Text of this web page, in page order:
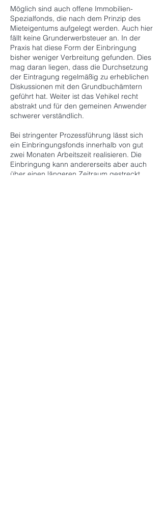
Möglich sind auch offene Immobilien-
Spezialfonds, die nach dem Prinzip des
Mieteigentums aufgelegt werden. Auch hier
fällt keine Grunderwerbsteuer an. In der
Praxis hat diese Form der Einbringung
bisher weniger Verbreitung gefunden. Dies
mag daran liegen, dass die Durchsetzung
der Eintragung regelmäßig zu erheblichen
Diskussionen mit den Grundbuchämtern
geführt hat. Weiter ist das Vehikel recht
abstrakt und für den gemeinen Anwender
schwerer verständlich.
Bei stringenter Prozessführung lässt sich
ein Einbringungsfonds innerhalb von gut
zwei Monaten Arbeitszeit realisieren. Die
Einbringung kann andererseits aber auch
über einen längeren Zeitraum gestreckt